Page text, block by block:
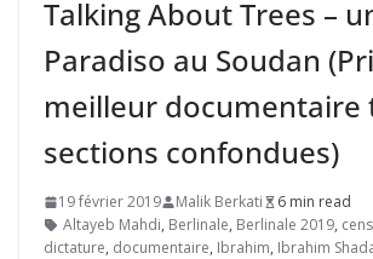
Talking About Trees –
Paradiso au Soudan
meilleur documentaire
sections confondues)
19 février 2019 Malik Berkati
6 min read
Altayeb Mahdi, Berlinale, Berlinale 2019,
dictature, documentaire, Ibrahim, Ibrahim